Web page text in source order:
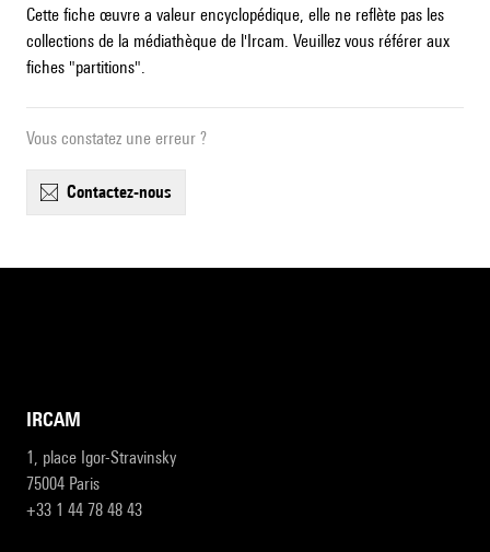
Cette fiche œuvre a valeur encyclopédique, elle ne reflète pas les
collections de la médiathèque de l'Ircam. Veuillez vous référer aux
fiches "partitions".
Vous constatez une erreur ?
contactez-nous
IRCAM
1, place Igor-Stravinsky
75004 Paris
+33 1 44 78 48 43